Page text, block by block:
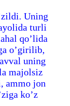
Uning
turli
qo’lida
o’girilib,
uning
majolsiz
ammo jon
ko’z